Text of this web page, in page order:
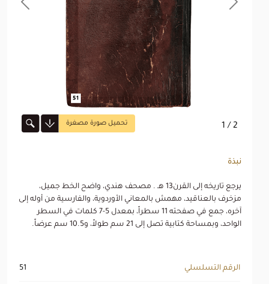
Next
تحميل صورة مصغرة 1 / 2
نبذة
يرجع تاريخه إلى القرن13 هـ . مصحف هندي، واضح الخط جميل،
مزخرف بالعناقيد، مهمش بالمعاني الأوردوية، والفارسية من أوله إلى
آخره، جمع في صفحته 11 سطراً، بمعدل 5-7 كلمات في السطر
الواحد، وبمساحة كتابية تصل إلى 21 سم طولاً، و10.5 سم عرضاً.
51 الرقم التسلسلي